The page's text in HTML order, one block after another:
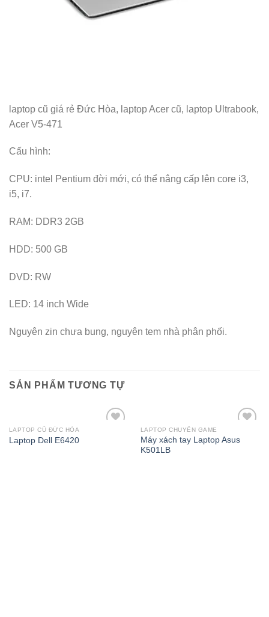
laptop cũ giá rẻ Đức Hòa, laptop Acer cũ, laptop Ultrabook,
Acer V5-471
Cấu hình:
CPU: intel Pentium đời mới, có thể nâng cấp lên core i3,
i5, i7.
RAM: DDR3 2GB
HDD: 500 GB
DVD: RW
LED: 14 inch Wide
Nguyên zin chưa bung, nguyên tem nhà phân phối.
SẢN PHẨM TƯƠNG TỰ
LAPTOP CŨ ĐỨC HÒA
Laptop Dell E6420
Wishlist
LAPTOP CHUYÊN GAME
Máy xách tay Laptop Asus
K501LB